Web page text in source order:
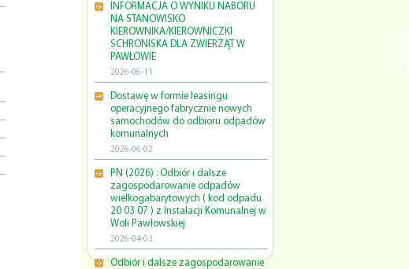
INFORMACJA O WYNIKU NABORU
NA STANOWISKO
KIEROWNIKA/KIEROWNICZKI
SCHRONISKA DLA ZWIERZĄT W
PAWŁOWIE
2026-06-11
Dostawę w formie leasingu
operacyjnego fabrycznie nowych
samochodów do odbioru odpadów
komunalnych
2026-06-02
PN (2026) : Odbiór i dalsze
zagospodarowanie odpadów
wielkogabarytowych ( kod odpadu
20 03 07 ) z Instalacji Komunalnej w
Woli Pawłowskiej
2026-04-03
Odbiór i dalsze zagospodarowanie